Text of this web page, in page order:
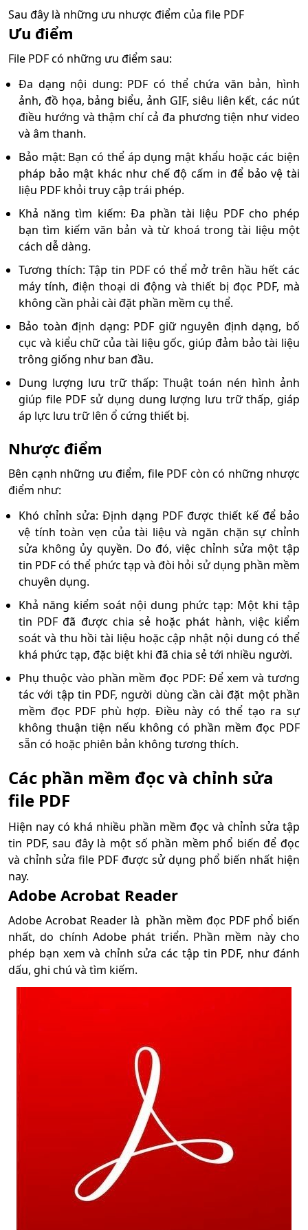
Sau đây là những ưu nhược điểm của file PDF
Ưu điểm
File PDF có những ưu điểm sau:
Đa dạng nội dung: PDF có thể chứa văn bản, hình
ảnh, đồ họa, bảng biểu, ảnh GIF, siêu liên kết, các nút
điều hướng và thậm chí cả đa phương tiện như video
và âm thanh.
Bảo mật: Bạn có thể áp dụng mật khẩu hoặc các biện
pháp bảo mật khác như chế độ cấm in để bảo vệ tài
liệu PDF khỏi truy cập trái phép.
Khả năng tìm kiếm: Đa phần tài liệu PDF cho phép
bạn tìm kiếm văn bản và từ khoá trong tài liệu một
cách dễ dàng.
Tương thích: Tập tin PDF có thể mở trên hầu hết các
máy tính, điện thoại di động và thiết bị đọc PDF, mà
không cần phải cài đặt phần mềm cụ thể.
Bảo toàn định dạng: PDF giữ nguyên định dạng, bố
cục và kiểu chữ của tài liệu gốc, giúp đảm bảo tài liệu
trông giống như ban đầu.
Dung lượng lưu trữ thấp: Thuật toán nén hình ảnh
giúp file PDF sử dụng dung lượng lưu trữ thấp, giáp
áp lực lưu trữ lên ổ cứng thiết bị.
Nhược điểm
Bên cạnh những ưu điểm, file PDF còn có những nhược
điểm như:
Khó chỉnh sửa: Định dạng PDF được thiết kế để bảo
vệ tính toàn vẹn của tài liệu và ngăn chặn sự chỉnh
sửa không ủy quyền. Do đó, việc chỉnh sửa một tập
tin PDF có thể phức tạp và đòi hỏi sử dụng phần mềm
chuyên dụng.
Khả năng kiểm soát nội dung phức tạp: Một khi tập
tin PDF đã được chia sẻ hoặc phát hành, việc kiểm
soát và thu hồi tài liệu hoặc cập nhật nội dung có thể
khá phức tạp, đặc biệt khi đã chia sẻ tới nhiều người.
Phụ thuộc vào phần mềm đọc PDF: Để xem và tương
tác với tập tin PDF, người dùng cần cài đặt một phần
mềm đọc PDF phù hợp. Điều này có thể tạo ra sự
không thuận tiện nếu không có phần mềm đọc PDF
sẵn có hoặc phiên bản không tương thích.
Các phần mềm đọc và chỉnh sửa
file PDF
Hiện nay có khá nhiều phần mềm đọc và chỉnh sửa tập
tin PDF, sau đây là một số phần mềm phổ biến để đọc
và chỉnh sửa file PDF được sử dụng phổ biến nhất hiện
nay.
Adobe Acrobat Reader
Adobe Acrobat Reader là phần mềm đọc PDF phổ biến
nhất, do chính Adobe phát triển. Phần mềm này cho
phép bạn xem và chỉnh sửa các tập tin PDF, như đánh
dấu, ghi chú và tìm kiếm.